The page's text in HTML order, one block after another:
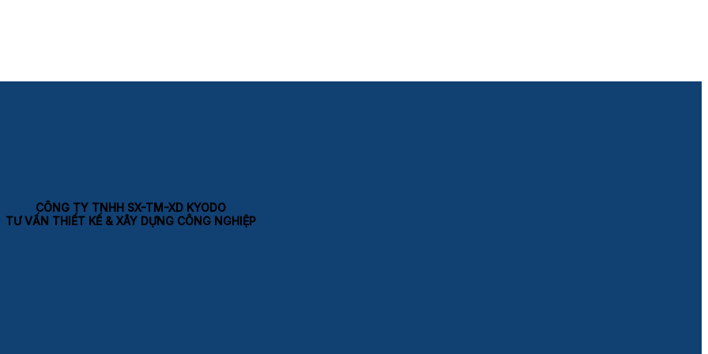
CÔNG TY TNHH SX-TM-XD KYODO
TƯ VẤN THIẾT KẾ & XÂY DỰNG CÔNG NGHIỆP